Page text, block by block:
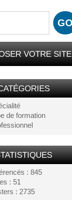
VOTRE SITE
de formation
: 845
: 51
: 2735